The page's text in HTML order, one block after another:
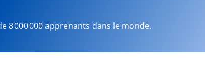
8 000 000 apprenants dans le monde.